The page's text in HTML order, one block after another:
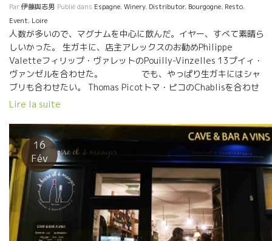
Par伊藤與志男 Publié dans Espagne,Winery, Distributor, Bourgogne, Resto,
Event, Loire
人数が多いので、マグナムを中心に飲んだ。イヤー、すべて素晴ら
しいかった。 生ガキに、店主アレックスのお勧めPhilippe
Valetteフィリップ・ヴァレットのPouilly-Vinzelles 13プイィ・
ヴァンゼルを合わせた。 でも、やっぱり生ガキにはシャ
ブリも合わせたい。 Thomas Picotトマ・ピコのChablisを合わせ
た。ウーン、何て繊細なミネラル感！ これもバッチリのマリアー
のワインを開けた。 Les Rossignouxレ・ロシニョを開けた。辛口
にハチミツの風味。赤のLa Flouラ・フルに一同感激した。
そして、またまた、Jérome Saurignyジェローム・
ソリーニの桜島Sakurajimaに一同が感動。 あとは、チョット
酔っ払ってあまり写真をとってなかった。オリオルのワインを中心
に飲みました。 どれも、感動の液体だった。
Lire la suite
16
Fév